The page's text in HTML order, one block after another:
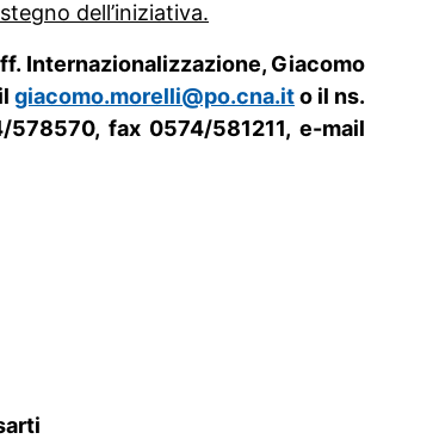
dell’iniziativa.
Internazionalizzazione, Giacomo
giacomo.morelli@po.cna.ito il ns.
fax 0574/581211, e-mail